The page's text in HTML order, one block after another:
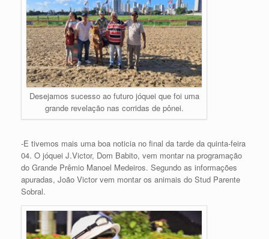
Desejamos sucesso ao futuro jóquei que foi uma
grande revelação nas corridas de pônei.
-E tivemos mais uma boa noticia no final da tarde da quinta-feira
04. O jóquei J.Victor, Dom Babito, vem montar na programação
do Grande Prêmio Manoel Medeiros. Segundo as informações
apuradas, João Victor vem montar os animais do Stud Parente
Sobral.